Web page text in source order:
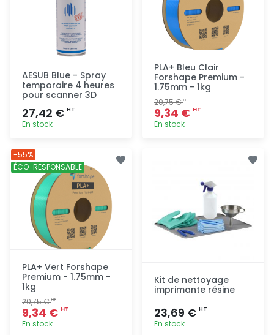
AESUB Blue - Spray
temporaire 4 heures
pour scanner 3D
27,42 € HT
En stock
rapide
PLA+ Bleu Clair
Forshape Premium -
1.75mm - 1kg
20,75 €HT
9,34 € HT
En stock
PLA+ Vert Forshape
Premium - 1.75mm -
1kg
20,75 €HT
9,34 € HT
En stock
-55%
ÉCO-RESPONSABLE
Kit de nettoyage
imprimante résine
23,69 € HT
En stock